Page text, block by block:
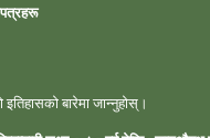
बारेमा जान्नुहोस्।